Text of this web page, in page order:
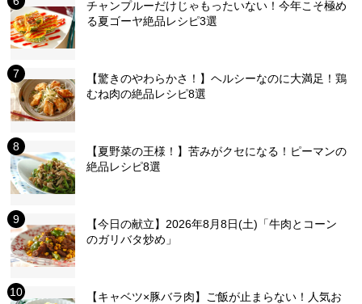
チャンプルーだけじゃもったいない！今年こそ極め
る夏ゴーヤ絶品レシピ3選
【驚きのやわらかさ！】ヘルシーなのに大満足！鶏
むね肉の絶品レシピ8選
【夏野菜の王様！】苦みがクセになる！ピーマンの
絶品レシピ8選
【今日の献立】2026年8月8日(土)「牛肉とコーン
のガリバタ炒め」
【キャベツ×豚バラ肉】ご飯が止まらない！人気お